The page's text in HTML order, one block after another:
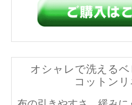
オシャレで洗える
コットンリ